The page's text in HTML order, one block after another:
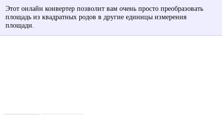
Этот онлайн конвертер позволит вам очень просто преобразовать
площадь из квадратных родов в другие единицы измерения
площади.